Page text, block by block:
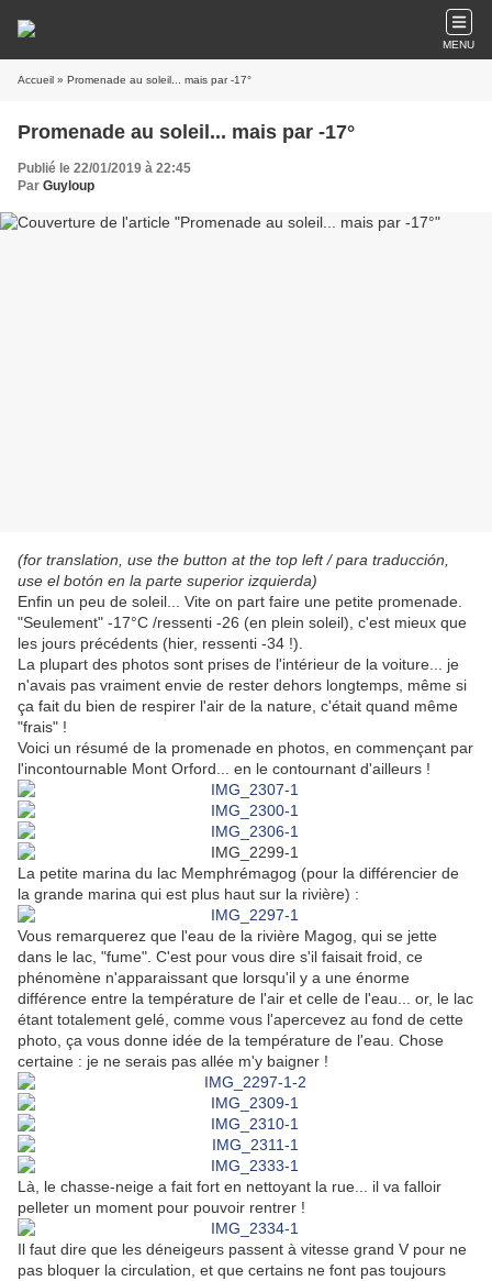
MENU
Accueil » Promenade au soleil... mais par -17°
Promenade au soleil... mais par -17°
Publié le 22/01/2019 à 22:45
Par Guyloup
(for translation, use the button at the top left / para traducción,
use el botón en la parte superior izquierda)
Enfin un peu de soleil... Vite on part faire une petite promenade.
"Seulement" -17°C /ressenti -26 (en plein soleil), c'est mieux que
les jours précédents (hier, ressenti -34 !).
La plupart des photos sont prises de l'intérieur de la voiture... je
n'avais pas vraiment envie de rester dehors longtemps, même si
ça fait du bien de respirer l'air de la nature, c'était quand même
"frais" !
Voici un résumé de la promenade en photos, en commençant par
l'incontournable Mont Orford... en le contournant d'ailleurs !
La petite marina du lac Memphrémagog (pour la différencier de
la grande marina qui est plus haut sur la rivière) :
Vous remarquerez que l'eau de la rivière Magog, qui se jette
dans le lac, "fume". C'est pour vous dire s'il faisait froid, ce
phénomène n'apparaissant que lorsqu'il y a une énorme
différence entre la température de l'air et celle de l'eau... or, le lac
étant totalement gelé, comme vous l'apercevez au fond de cette
photo, ça vous donne idée de la température de l'eau. Chose
certaine : je ne serais pas allée m'y baigner !
Là, le chasse-neige a fait fort en nettoyant la rue... il va falloir
pelleter un moment pour pouvoir rentrer !
Il faut dire que les déneigeurs passent à vitesse grand V pour ne
pas bloquer la circulation, et que certains ne font pas toujours